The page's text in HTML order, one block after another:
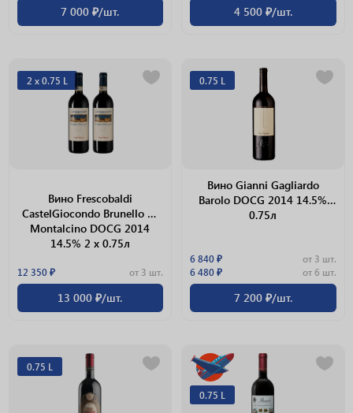
7 000 ₽/шт. 4 500 ₽/шт.
2 х 0.75 L
Вино Frescobaldi
CastelGiocondo Brunello Di
Montalcino DOCG 2014
14.5% 2 х 0.75л
12 350 ₽ от 3 шт.
13 000 ₽/шт.
0.75 L
Вино Gianni Gagliardo
Barolo DOCG 2014 14.5%
0.75л
6 840 ₽
от 3 шт.
6 480 ₽
от 6 шт.
7 200 ₽/шт.
0.75 L
0.75 L